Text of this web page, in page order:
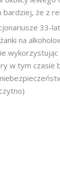
że z
33-
na
w tym czasie